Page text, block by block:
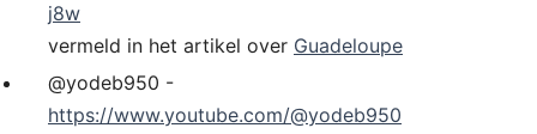
j8w
vermeld in het artikel over Guadeloupe
@yodeb950 -
https://www.youtube.com/@yodeb950